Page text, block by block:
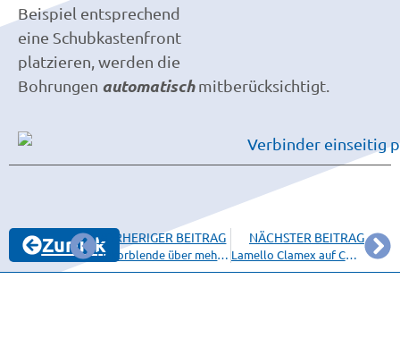
Beispiel entsprechend
eine Schubkastenfront
platzieren, werden die
Bohrungen automatischmitberücksichtigt.
ZurückVORHERIGER BEITRAG
Dekorblende über mehrere getrennte Volumen
NÄCHSTER BEITRAG
Lamello Clamex auf CNC und Handmaschine